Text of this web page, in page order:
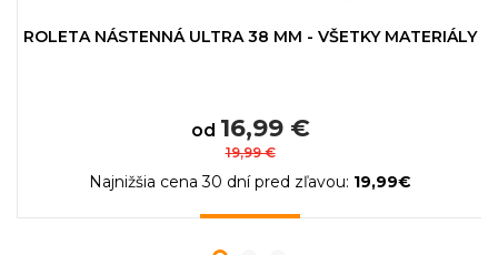
ROLETA NÁSTENNÁ ULTRA 38 MM - VŠETKY MATERIÁLY
od 16,99 €
19,99 €
Najnižšia cena 30 dní pred zľavou: 19,99€